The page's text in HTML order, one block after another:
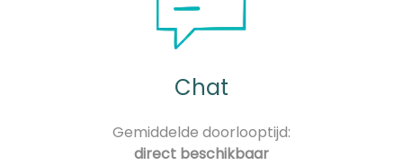
Chat
Gemiddelde doorlooptijd:
direct beschikbaar